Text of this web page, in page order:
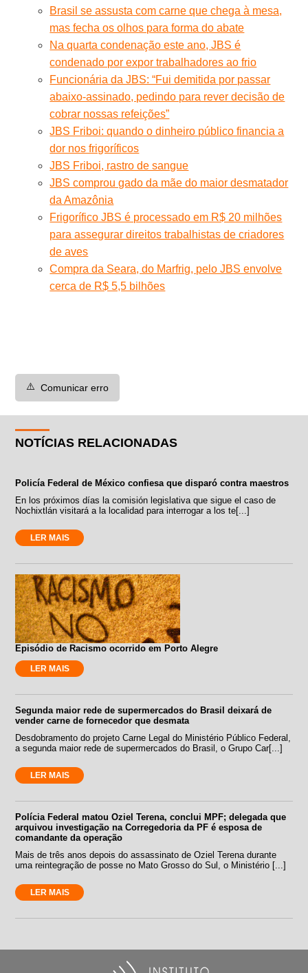
Brasil se assusta com carne que chega à mesa,
mas fecha os olhos para forma do abate
Na quarta condenação este ano, JBS é
condenado por expor trabalhadores ao frio
Funcionária da JBS: “Fui demitida por passar
abaixo-assinado, pedindo para rever decisão de
cobrar nossas refeições”
JBS Friboi: quando o dinheiro público financia a
dor nos frigoríficos
JBS Friboi, rastro de sangue
JBS comprou gado da mãe do maior desmatador
da Amazônia
Frigorífico JBS é processado em R$ 20 milhões
para assegurar direitos trabalhistas de criadores
de aves
Compra da Seara, do Marfrig, pelo JBS envolve
cerca de R$ 5,5 bilhões
⚠️ Comunicar erro
NOTÍCIAS RELACIONADAS
Policía Federal de México confiesa que disparó contra maestros
En los próximos días la comisión legislativa que sigue el caso de
Nochixtlán visitará a la localidad para interrogar a los te[...]
LER MAIS
Episódio de Racismo ocorrido em Porto Alegre
LER MAIS
Segunda maior rede de supermercados do Brasil deixará de
vender carne de fornecedor que desmata
Desdobramento do projeto Carne Legal do Ministério Público Federal,
a segunda maior rede de supermercados do Brasil, o Grupo Car[...]
LER MAIS
Polícia Federal matou Oziel Terena, conclui MPF; delegada que
arquivou investigação na Corregedoria da PF é esposa de
comandante da operação
Mais de três anos depois do assassinato de Oziel Terena durante
uma reintegração de posse no Mato Grosso do Sul, o Ministério [...]
LER MAIS